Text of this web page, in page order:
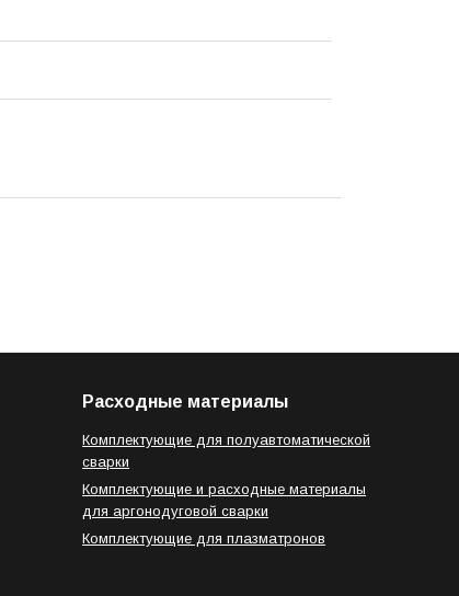
Расходные материалы
Комплектующие для полуавтоматической
сварки
Комплектующие и расходные материалы
для аргонодуговой сварки
Комплектующие для плазматронов